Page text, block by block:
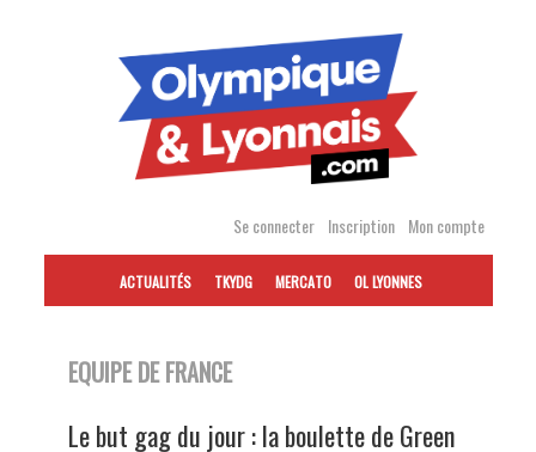
Se connecter Inscription Mon compte
ACTUALITÉS TKYDG MERCATO OL LYONNES
EQUIPE DE FRANCE
Le but gag du jour : la boulette de Green